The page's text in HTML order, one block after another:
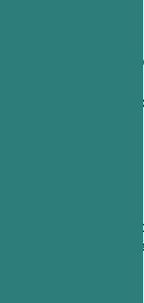
Expérience
Expérience
|
Verbe
Dirigé
Collaboré